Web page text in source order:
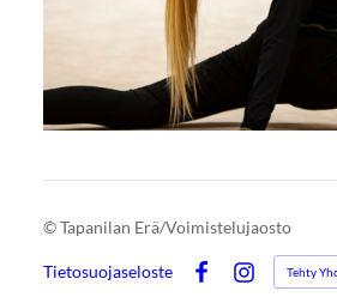
©Tapanilan Erä/Voimistelujaosto
Tietosuojaseloste
Instagram
Tehty